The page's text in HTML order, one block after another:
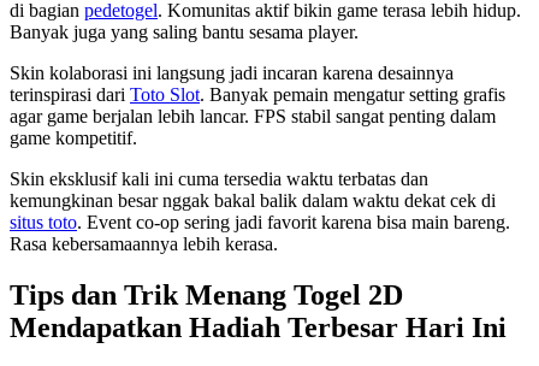
di bagian pedetogel. Komunitas aktif bikin game terasa lebih hidup.
Banyak juga yang saling bantu sesama player.
Skin kolaborasi ini langsung jadi incaran karena desainnya
terinspirasi dari Toto Slot. Banyak pemain mengatur setting grafis
agar game berjalan lebih lancar. FPS stabil sangat penting dalam
game kompetitif.
Skin eksklusif kali ini cuma tersedia waktu terbatas dan
kemungkinan besar nggak bakal balik dalam waktu dekat cek di
situs toto. Event co-op sering jadi favorit karena bisa main bareng.
Rasa kebersamaannya lebih kerasa.
Tips dan Trik Menang Togel 2D
Mendapatkan Hadiah Terbesar Hari Ini